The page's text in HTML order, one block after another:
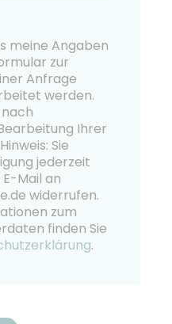
meine Angaben
zur
Anfrage
werden.
Ihrer
Sie
jederzeit
Mail an
widerrufen.
zum
finden Sie
.